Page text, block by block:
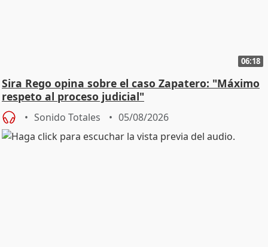
06:18
Sira Rego opina sobre el caso Zapatero: "Máximo
respeto al proceso judicial"
Sonido Totales 05/08/2026